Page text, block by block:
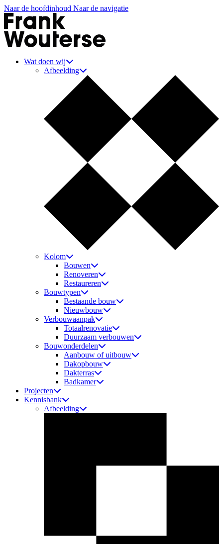
Naar de hoofdinhoud Naar de navigatie
Wat doen wij
Afbeelding
Kolom
Bouwen
Renoveren
Restaureren
Bouwtypen
Bestaande bouw
Nieuwbouw
Verbouwaanpak
Totaalrenovatie
Duurzaam verbouwen
Bouwonderdelen
Aanbouw of uitbouw
Dakopbouw
Dakterras
Badkamer
Projecten
Kennisbank
Afbeelding